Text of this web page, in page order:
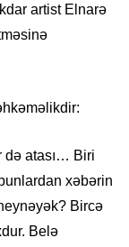
artist Elnarə
də atası… Biri
xəbərin
Bircə
Belə